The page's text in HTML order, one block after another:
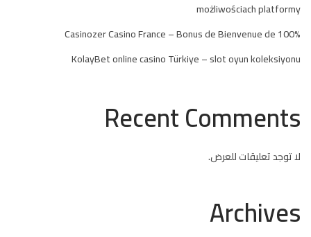
możliwościach platformy
Casinozer Casino France – Bonus de Bienvenue de 100%
KolayBet online casino Türkiye – slot oyun koleksiyonu
Recent Comments
لا توجد تعليقات للعرض.
Archives